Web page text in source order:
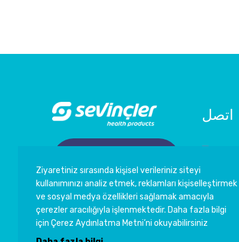
KVKK
اتصل
5.
Ziyaretiniz sırasında kişisel verileriniz siteyi
kullanımınızı analiz etmek, reklamları kişiselleştirmek
ve sosyal medya özellikleri sağlamak amacıyla
çerezler aracılığıyla işlenmektedir. Daha fazla bilgi
için Çerez Aydınlatma Metni’ni okuyabilirsiniz